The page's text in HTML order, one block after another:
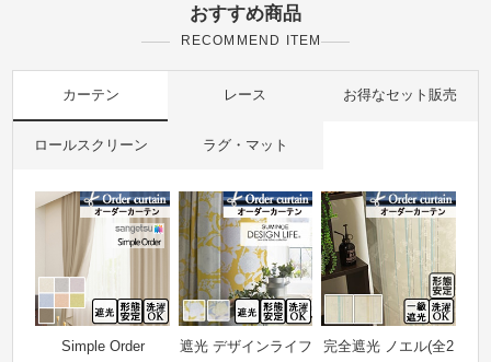
おすすめ商品
RECOMMEND ITEM
カーテン レース お得なセット販売
ロールスクリーン ラグ・マット
Simple Order
遮光 デザインライフ
完全遮光 ノエル(全2